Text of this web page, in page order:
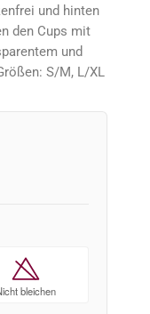
und hinten
den Cups mit
und
S/M, L/XL
bleichen